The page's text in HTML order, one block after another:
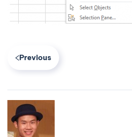
Previous